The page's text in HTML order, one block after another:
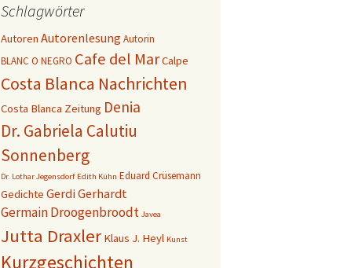
Schlagwörter
Autoren Autorenlesung Autorin
BLANC O NEGRO Cafe del MarCalpe
Costa Blanca Nachrichten
Costa Blanca Zeitung Denia
Dr. Gabriela Calutiu
Sonnenberg
Dr. Lothar Jegensdorf Edith Kühn Eduard Crüsemann
Gedichte Gerdi Gerhardt
Germain Droogenbroodt Javea
Jutta Draxler Klaus J. Heyl Kunst
Kurzgeschichten